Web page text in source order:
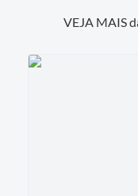
VEJA MAIS